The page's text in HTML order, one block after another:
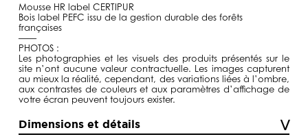
Mousse HR label CERTIPUR
Bois label PEFC issu de la gestion durable des forêts
françaises
——
PHOTOS :
Les photographies et les visuels des produits présentés sur le
site n’ont aucune valeur contractuelle. Les images capturent
au mieux la réalité, cependant, des variations liées à l’ombre,
aux contrastes de couleurs et aux paramètres d’affichage de
votre écran peuvent toujours exister.
Dimensions et détails